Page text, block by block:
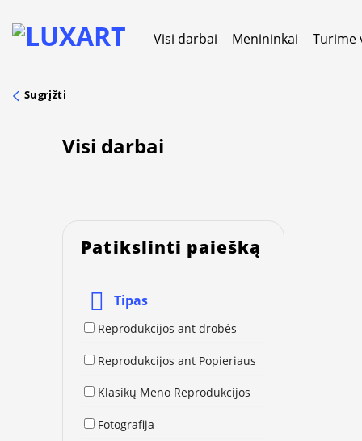
content
Visi darbai Menininkai Turime
Sugrįžti
Visi darbai
Patikslinti paiešką
Tipas
Reprodukcijos ant drobės
Reprodukcijos ant Popieriaus
Klasikų Meno Reprodukcijos
Fotografija